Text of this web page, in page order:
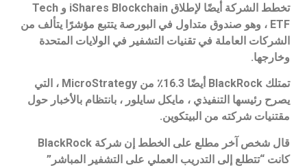
تخطط الشركة أيضًا لإطلاق iShares Blockchain و Tech
ETF ، وهو صندوق متداول في البورصة يتتبع مؤشرًا يتألف من
الشركات العاملة في تقنيات التشفير في الولايات المتحدة
وخارجها.
تمتلك BlackRock أيضًا 16.3٪ من MicroStrategy ، التي
يصرح رئيسها التنفيذي ، مايكل سايلور ، بانتظام بالأخبار حول
مقتنيات شركته من البيتكوين.
قال شخص آخر مطلع على الخطط إن شركة BlackRock
كانت “تتطلع إلى التدريب العملي على التشفير المباشر”